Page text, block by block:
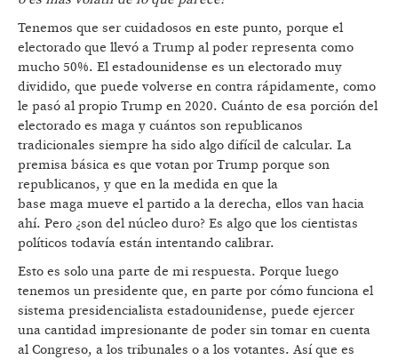
Tenemos que ser cuidadosos en este punto, porque el
electorado que llevó a Trump al poder representa como
mucho 50%. El estadounidense es un electorado muy
dividido, que puede volverse en contra rápidamente, como
le pasó al propio Trump en 2020. Cuánto de esa porción del
electorado es maga y cuántos son republicanos
tradicionales siempre ha sido algo difícil de calcular. La
premisa básica es que votan por Trump porque son
republicanos, y que en la medida en que la
base maga mueve el partido a la derecha, ellos van hacia
ahí. Pero ¿son del núcleo duro? Es algo que los cientistas
políticos todavía están intentando calibrar.
Esto es solo una parte de mi respuesta. Porque luego
tenemos un presidente que, en parte por cómo funciona el
sistema presidencialista estadounidense, puede ejercer
una cantidad impresionante de poder sin tomar en cuenta
al Congreso, a los tribunales o a los votantes. Así que es